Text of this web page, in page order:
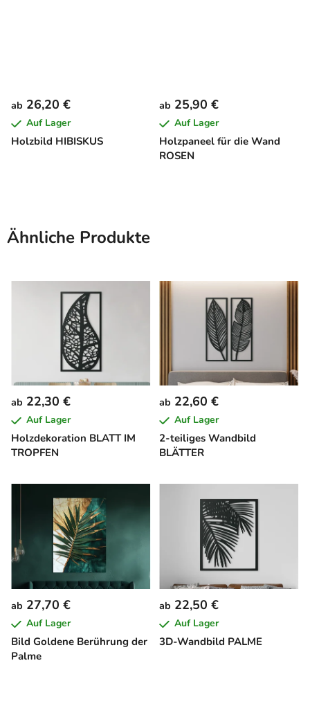
Holzbild HIBISKUS
ab 26,20 €
Auf Lager
Holzpaneel für die Wand
ROSEN
ab 25,90 €
Auf Lager
Ähnliche Produkte
Holzdekoration BLATT IM
TROPFEN
ab 22,30 €
Auf Lager
2-teiliges Wandbild
BLÄTTER
ab 22,60 €
Auf Lager
Bild Goldene Berührung der
Palme
ab 27,70 €
Auf Lager
3D-Wandbild PALME
ab 22,50 €
Auf Lager